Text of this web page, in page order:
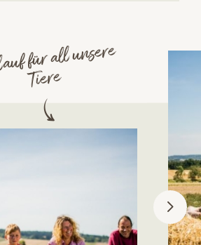
für all unsere
Tiere